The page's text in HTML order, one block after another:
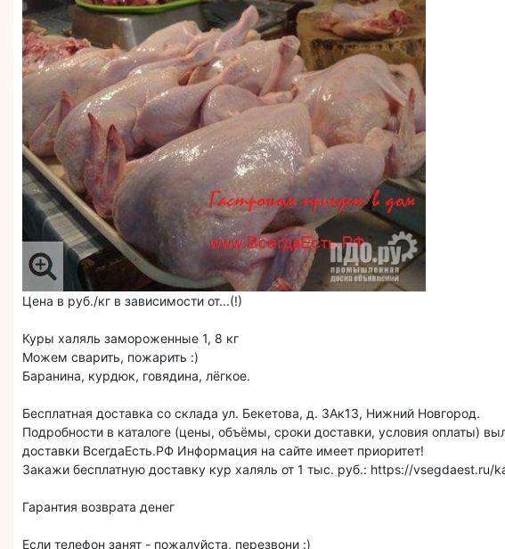
Цена в руб./кг в зависимости от...(!)
Куры халяль замороженные 1, 8 кг
Можем сварить, пожарить :)
Баранина, курдюк, говядина, лёгкое.
Бесплатная доставка со склада ул. Бекетова, д. 3Ак13, Нижний Новгород.
Подробности в каталоге (цены, объёмы, сроки доставки, условия оплаты)
доставки ВсегдаЕсть.РФ Информация на сайте имеет приоритет!
Закажи бесплатную доставку кур халяль от 1 тыс. руб.: https://vsegdaest.ru/
Гарантия возврата денег
Если телефон занят - пожалуйста, перезвони :)